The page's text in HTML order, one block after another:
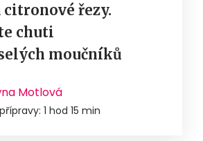
citronové řezy.
chuti
moučníků
Motlová
1 hod 15 min